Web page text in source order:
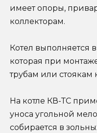
имеет опоры,
коллекторам.
Котел выполняется
которая при
трубам или стоякам
На котле КВ-ТС
уноса угольной
собирается в